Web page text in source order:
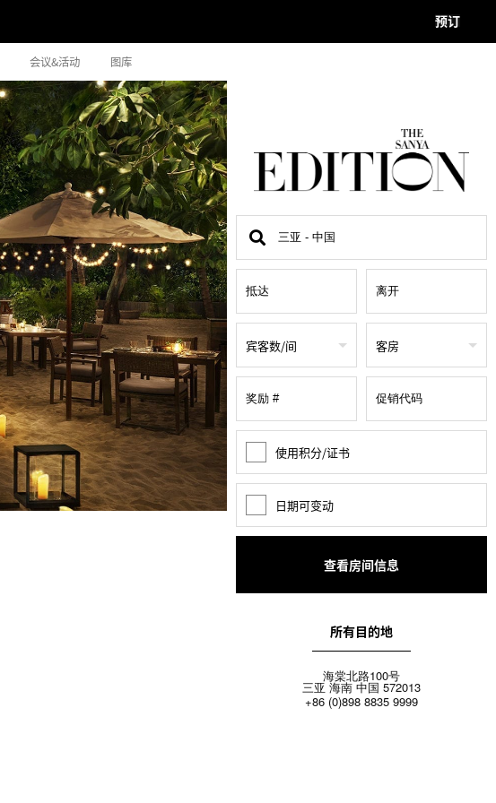
预订
会议&活动 图库
查
地
点
宾客数/间 客房
奖
励
积
分
使用积分/证书
日
期
变
日期可变动
所有目的地
海棠北路100号
三亚 海南 中国 572013
+86 (0)898 8835 9999